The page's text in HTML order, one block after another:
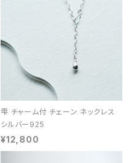
雫 チャーム付 チェーン ネックレス
シルバー925
¥12,800